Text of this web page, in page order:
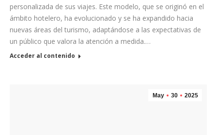
personalizada de sus viajes. Este modelo, que se originó en el
ámbito hotelero, ha evolucionado y se ha expandido hacia
nuevas áreas del turismo, adaptándose a las expectativas de
un público que valora la atención a medida.…
Acceder al contenido
May 30 2025